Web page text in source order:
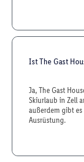
Ist The Gast
Ja, The Gast
Skiurlaub in Zell
außerdem gibt
Ausrüstung.